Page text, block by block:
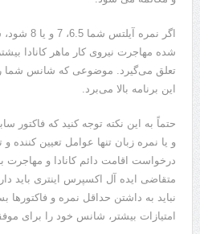
شده مهاجرت نیروی کار ماهر کانادا
تعلق می‌گیرد. موضوعی که شانس شما
این برنامه بالا می‌برد.
حتماً به این نکته توجه کنید که فاکتور
و یا نمره زبان تنها عوامل تعیین کننده و
درخواست اقامت دائم کانادا و مهاجرت
متقاضی ایده آل اکسپرس اینتری باید
نباید به داشتن حداقل نمره و
امتیازات بیشتر، شانس خود را برای